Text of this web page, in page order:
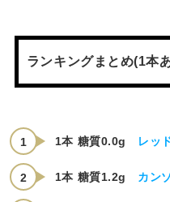
ランキングまとめ(1本
1本 糖質0.0g レッ
1本 糖質1.2g カン